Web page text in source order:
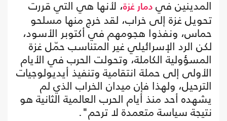
المدينين في دمار غزة، لأنها هي التي قررت
تحويل غزة إلى خراب، لقد خرج منها مسلحو
حماس، ونفذوا هجومهم في أكتوبر الأسود،
لكن الرد الإسرائيلي غير المتناسب حمّل غزة
المسؤولية الكاملة، وتحولت الحرب في الأيام
الأولى إلى حملة انتقامية وتنفيذ أيديولوجيات
الترحيل، ولهذا فإن ميدان الخراب الذي لم
يشهده أحد منذ أيام الحرب العالمية الثانية هو
نتيجة سياسة متعمدة لا ترحم".